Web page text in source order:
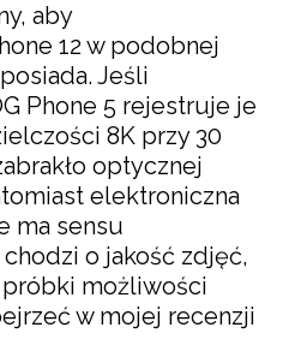
aby
12 w podobnej
Jeśli
Phone 5 rejestruje je
8K przy 30
optycznej
elektroniczna
ma sensu
o jakość zdjęć,
próbki możliwości
w mojej recenzji